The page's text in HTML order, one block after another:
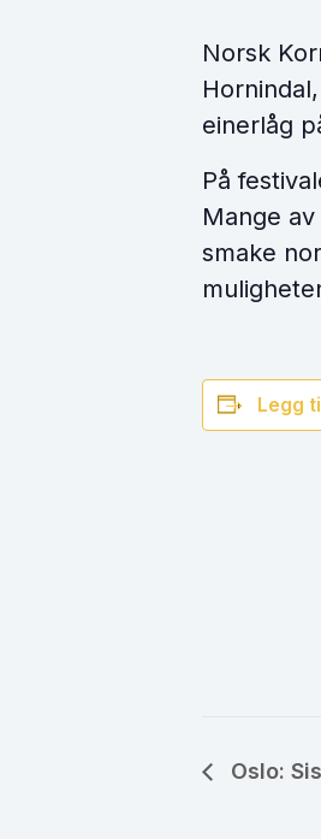
Norsk
einerlåg
På
Mange
smake
Legg
Oslo: